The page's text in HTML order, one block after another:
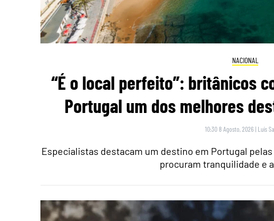
NACIONAL
“É o local perfeito”: britânicos
Portugal um dos melhores
10:30 8 Agosto, 2026 | Luís
Especialistas destacam um destino em Portugal
procuram tranquilidade e